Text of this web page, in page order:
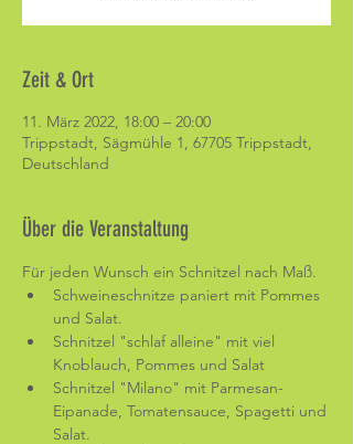
Zeit & Ort
11. März 2022, 18:00 – 20:00
Trippstadt, Sägmühle 1, 67705 Trippstadt,
Deutschland
Über die Veranstaltung
Für jeden Wunsch ein Schnitzel nach Maß.
Schweineschnitze paniert mit Pommes
und Salat.
Schnitzel "schlaf alleine" mit viel
Knoblauch, Pommes und Salat
Schnitzel "Milano" mit Parmesan-
Eipanade, Tomatensauce, Spagetti und
Salat.